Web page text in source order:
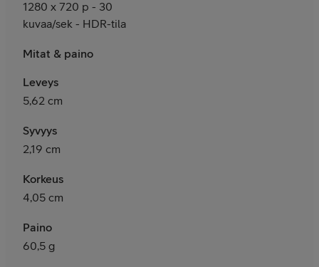
1280 x 720 p - 30
kuvaa/sek - HDR-tila
Mitat & paino
Leveys
5,62 cm
Syvyys
2,19 cm
Korkeus
4,05 cm
Paino
60,5 g